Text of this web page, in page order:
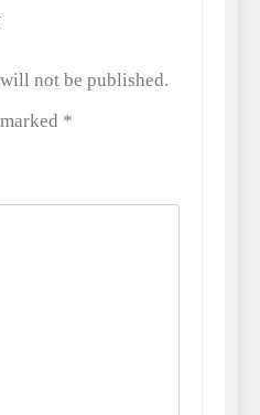
not be published.
*